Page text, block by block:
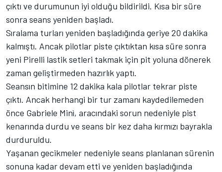
çıktı ve durumunun iyi olduğu bildirildi. Kısa bir süre
sonra seans yeniden başladı.
Sıralama turları yeniden başladığında geriye 20 dakika
kalmıştı. Ancak pilotlar piste çıktıktan kısa süre sonra
yeni Pirelli lastik setleri takmak için pit yoluna dönerek
zaman geliştirmeden hazırlık yaptı.
Seansın bitimine 12 dakika kala pilotlar tekrar piste
çıktı. Ancak herhangi bir tur zamanı kaydedilemeden
önce Gabriele Minì, aracındaki sorun nedeniyle pist
kenarında durdu ve seans bir kez daha kırmızı bayrakla
durduruldu.
Yaşanan gecikmeler nedeniyle seans planlanan sürenin
sonuna kadar devam etti ve yeniden başladığında